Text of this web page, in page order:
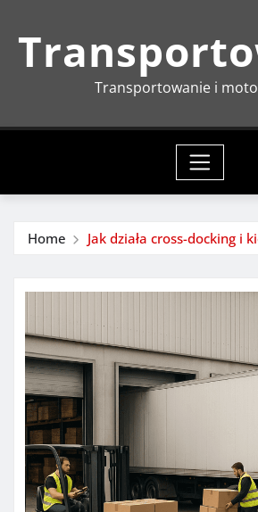
Transportowanie i
Home Jak działa cross-docking i